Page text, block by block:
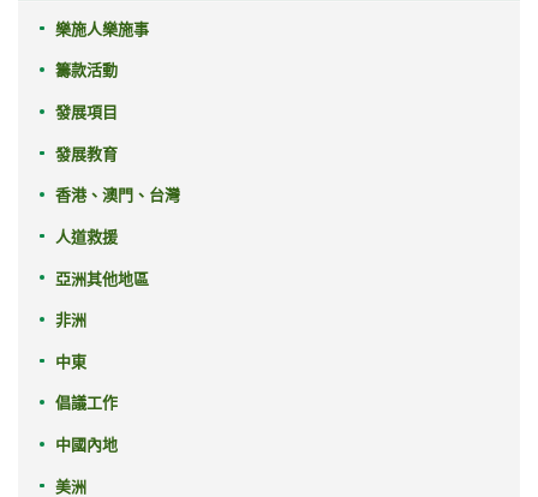
樂施人樂施事
籌款活動
發展項目
發展教育
香港、澳門、台灣
人道救援
亞洲其他地區
非洲
中東
倡議工作
中國內地
美洲